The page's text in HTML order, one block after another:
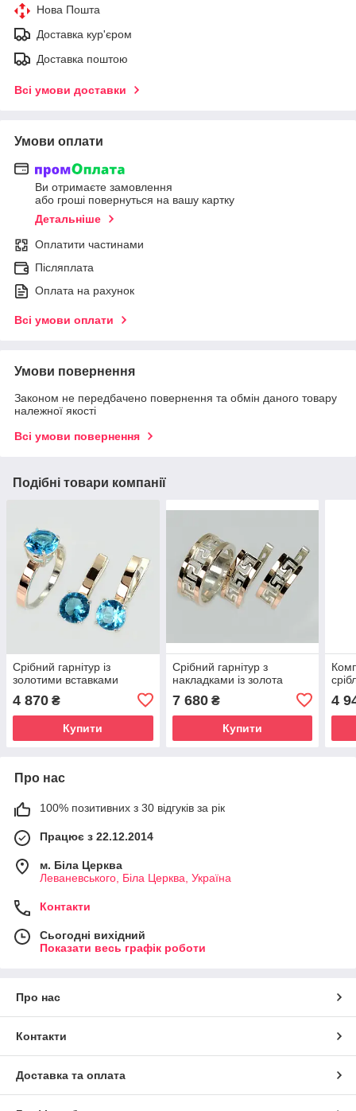
Нова Пошта
Доставка кур'єром
Доставка поштою
Всі умови доставки
Умови оплати
Ви отримаєте замовлення
або гроші повернуться на вашу картку
Детальніше
Оплатити частинами
Післяплата
Оплата на рахунок
Всі умови оплати
Умови повернення
Законом не передбачено повернення та обмін даного товару
належної якості
Всі умови повернення
Подібні товари компанії
Срібний гарнітур із
золотими вставками
4 870 ₴
Купити
Срібний гарнітур з
накладками із золота
7 680₴
Купити
4
Про нас
100% позитивних з 30 відгуків за рік
Працює з 22.12.2014
м. Біла Церква
Леваневського, Біла Церква, Україна
Контакти
Сьогодні вихідний
Показати весь графік роботи
Про нас
Контакти
Доставка та оплата